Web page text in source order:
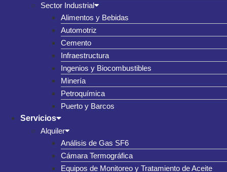
Sector Industrial
Alimentos y Bebidas
Automotriz
Cemento
Infraestructura
Ingenios y Biocombustibles
Minería
Petroquímica
Puerto y Barcos
Servicios
Alquiler
Análisis de Gas SF6
Cámara Termográfica
Equipos de Monitoreo y Tratamiento de Aceite